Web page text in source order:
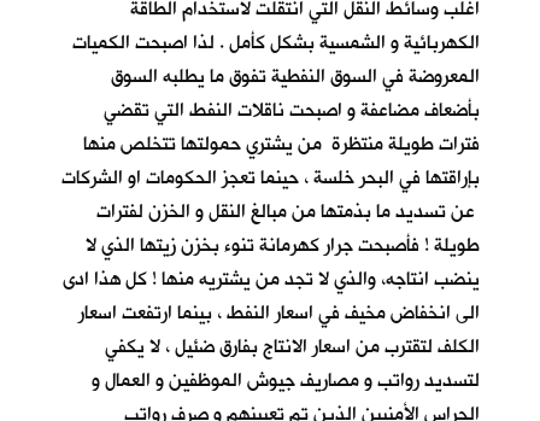
اغلب وسائط النقل التي انتقلت لاستخدام الطاقة
الكهربائية و الشمسية بشكل كأمل . لذا اصبحت الكميات
المعروضة في السوق النفطية تفوق ما يطلبه السوق
بأضعاف مضاعفة و اصبحت ناقلات النفط التي تقضي
فترات طويلة منتظرة من يشتري حمولتها تتخلص منها
بإراقتها في البحر خلسة ، حينما تعجز الحكومات او الشركات
عن تسديد ما بذمتها من مبالغ النقل و الخزن لفترات
طويلة ! فأصبحت جرار كهرمانة تنوء بخزن زيتها الذي لا
ينضب انتاجه، والذي لا تجد من يشتريه منها ! كل هذا ادى
الى انخفاض مخيف في اسعار النفط ، بينما ارتفعت اسعار
الكلف لتقترب من اسعار الانتاج بفارق ضئيل ، لا يكفي
لتسديد رواتب و مصاريف جيوش الموظفين و العمال و